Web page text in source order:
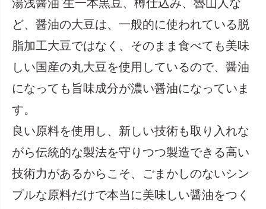
湯浅醤油 生一本黒豆、樽仕込み、魯山人な
ど、醤油の大豆は、一般的に使われている脱
脂加工大豆ではなく、そのまま食べても美味
しい国産の丸大豆を使用しているので、醤油
になっても旨味成分が濃い醤油になっていま
す。
良い原料を使用し、新しい技術も取り入れな
がら伝統的な製法を守りつつ製造できる高い
技術力があるからこそ、ごまかしのないシン
プルな原料だけで本当に美味しい醤油をつく